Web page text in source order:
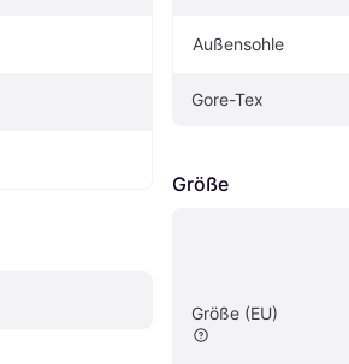
Außensohle
Gore-Tex
Größe
Größe (EU)